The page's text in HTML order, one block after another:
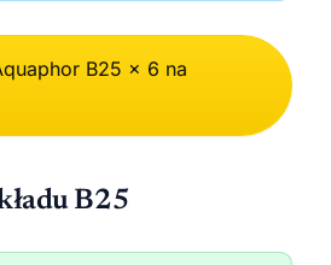
B25 × 6 na
B25